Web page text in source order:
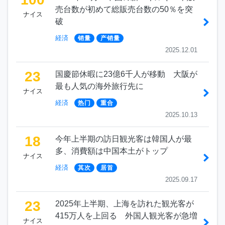
ナイス
売台数が初めて総販売台数の50％を突
破
経済 销量 产销量
2025.12.01
23
ナイス
国慶節休暇に23億6千人が移動 大阪が
最も人気の海外旅行先に
経済 热门 重合
2025.10.13
18
ナイス
今年上半期の訪日観光客は韓国人が最
多、消費額は中国本土がトップ
経済 其次 居首
2025.09.17
23
ナイス
2025年上半期、上海を訪れた観光客が
415万人を上回る 外国人観光客が急増